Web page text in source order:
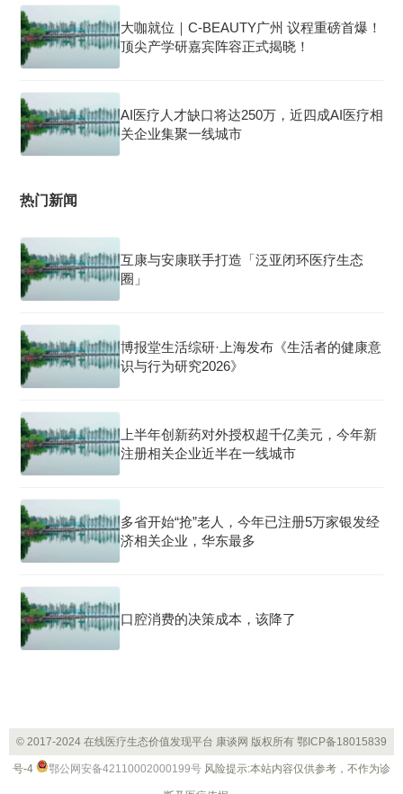
大咖就位｜C-BEAUTY广州 议程重磅首爆！
顶尖产学研嘉宾阵容正式揭晓！
AI医疗人才缺口将达250万，近四成AI医疗相
关企业集聚一线城市
热门新闻
互康与安康联手打造「泛亚闭环医疗生态
圈」
博报堂生活综研·上海发布《生活者的健康意
识与行为研究2026》
上半年创新药对外授权超千亿美元，今年新
注册相关企业近半在一线城市
多省开始“抢”老人，今年已注册5万家银发经
济相关企业，华东最多
口腔消费的决策成本，该降了
© 2017-2024 在线医疗生态价值发现平台 康谈网 版权所有 鄂ICP备18015839
号-4 鄂公网安备42110002000199号 风险提示:本站内容仅供参考，不作为诊